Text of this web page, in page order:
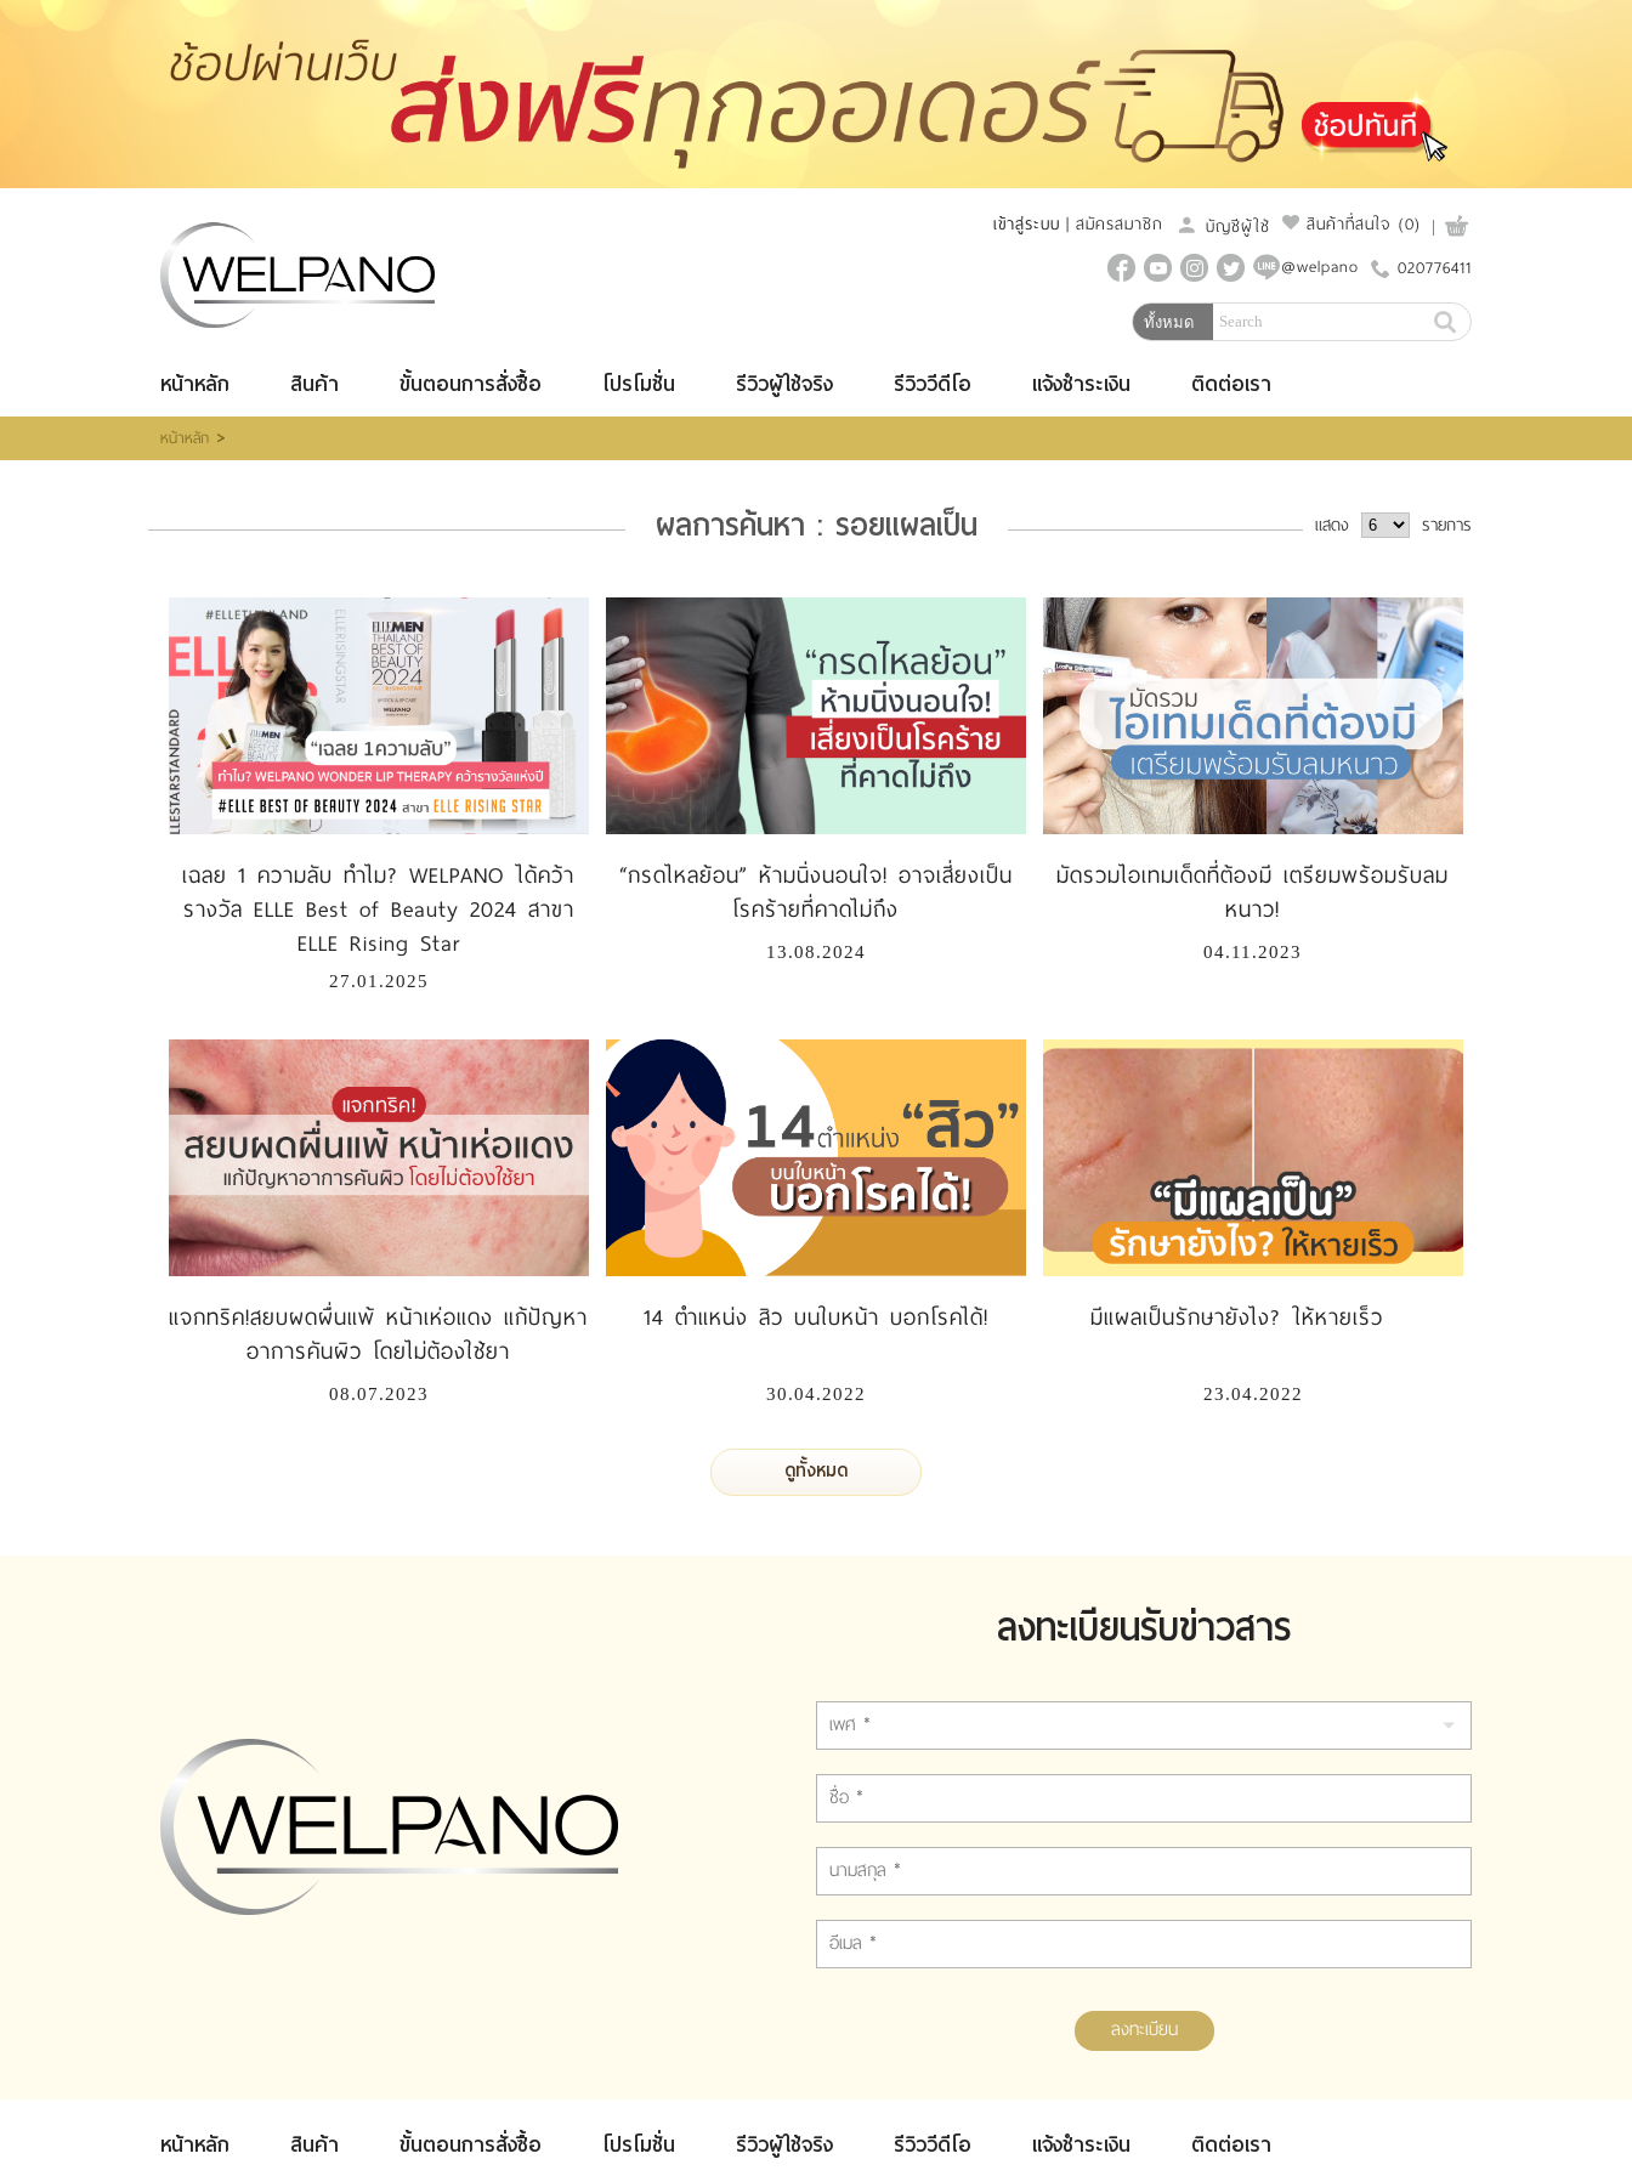
สินค้าที่สนใจ(0)
ขั้นตอนการสั่งซื้อ
โปรโมชั่น
รีวิววีดีโอ
แจ้งชำระเงิน
เข้าสู่ระบบ | สมัครสมาชิก บัญชีผู้ใช้ สินค้าที่สนใจ (0)
@welpano
020776411
หน้าหลัก สินค้า ขั้นตอนการสั่งซื้อ โปรโมชั่น รีวิวผู้ใช้จริง รีวิววีดีโอ แจ้งชำระเงิน ติดต่อเรา
หน้าหลัก >
ผลการค้นหา : รอยแผลเป็น แสดง รายการ
เฉลย 1 ความลับ ทำไม? WELPANO ได้คว้า
รางวัล ELLE Best of Beauty 2024 สาขา
ELLE Rising Star
27.01.2025
“กรดไหลย้อน” ห้ามนิ่งนอนใจ! อาจเสี่ยงเป็น
โรคร้ายที่คาดไม่ถึง
13.08.2024
มัดรวมไอเทมเด็ดที่ต้องมี เตรียมพร้อมรับลม
หนาว!
04.11.2023
แจกทริค!สยบผดผื่นแพ้ หน้าเห่อแดง แก้ปัญหา
อาการคันผิว โดยไม่ต้องใช้ยา
08.07.2023
14 ตำแหน่ง สิว บนใบหน้า บอกโรคได้!
30.04.2022
มีแผลเป็นรักษายังไง? ให้หายเร็ว
23.04.2022
ดูทั้งหมด
ลงทะเบียนรับข่าวสาร
ลงทะเบียน
หน้าหลัก สินค้า ขั้นตอนการสั่งซื้อ โปรโมชั่น รีวิวผู้ใช้จริง รีวิววีดีโอ แจ้งชำระเงิน ติดต่อเรา